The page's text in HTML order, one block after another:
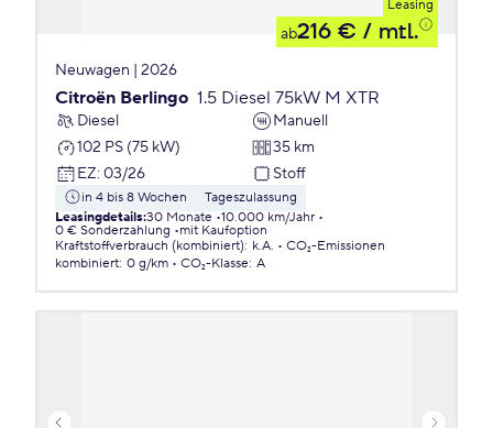
Leasing
ab216 € / mtl.
Neuwagen | 2026
Citroën Berlingo 1.5 Diesel 75kW M XTR
Diesel
Manuell
102 PS (75 kW)
35 km
EZ: 03/26 Stoff
in 4 bis 8 Wochen
Tageszulassung
Leasingdetails:30 Monate 10.000 km/Jahr
0 € Sonderzahlung
mit Kaufoption
Kraftstoffverbrauch (kombiniert): k.A.
CO₂-Emissionen
kombiniert: 0 g/km CO₂-Klasse: A